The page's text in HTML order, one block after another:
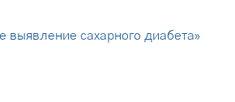
выявление сахарного диабета»